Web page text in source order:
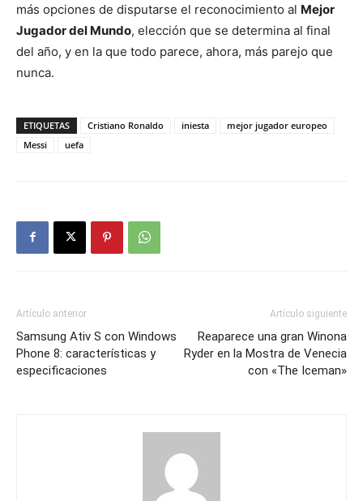
más opciones de disputarse el reconocimiento al Mejor
Jugador del Mundo, elección que se determina al final
del año, y en la que todo parece, ahora, más parejo que
nunca.
ETIQUETAS Cristiano Ronaldo iniesta
mejor jugador europeo
Messi
uefa
Artículo anterior
Samsung Ativ S con Windows
Phone 8: características y
especificaciones
Artículo siguiente
Reaparece una gran Winona
Ryder en la Mostra de Venecia
con «The Iceman»